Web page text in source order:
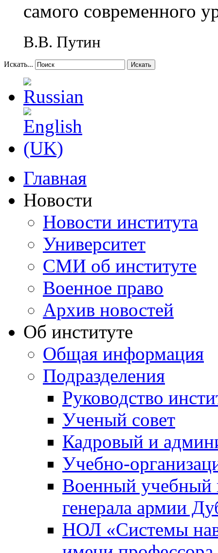
самого современного
В.В. Путин
Искать... Искать
Главная
Новости
Новости института
Университет
СМИ об институте
Военное право
Архив новостей
Об институте
Общая информация
Подразделения
Руководство
Ученый совет
Кадровый и
Учебно-
Военный учебный
генерала армии
НОЛ «Системы